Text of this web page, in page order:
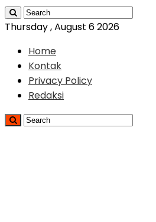
Thursday , August 6 2026
Home
Kontak
Privacy Policy
Redaksi